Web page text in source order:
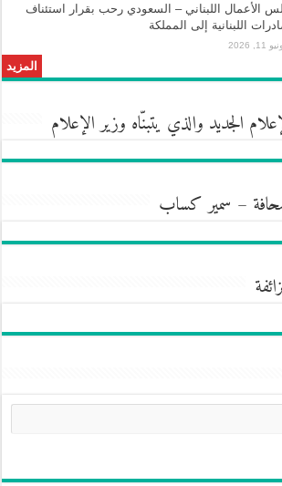
المزيد
الأعمال اللبناني – السعودي رحب بقرار استئناف
اللبنانية إلى المملكة
11, 2026
الجديد والذي يتبنّاه وزير الإعلام
– سمير كساب